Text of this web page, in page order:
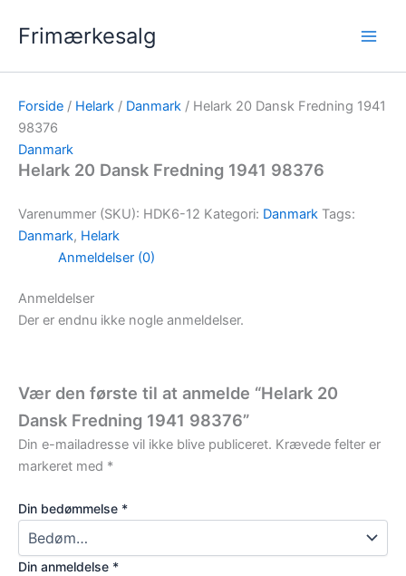
Frimærkesalg
Forside / Helark / Danmark / Helark 20 Dansk Fredning 1941
98376
Danmark
Helark 20 Dansk Fredning 1941 98376
Varenummer (SKU): HDK6-12 Kategori: Danmark Tags:
Danmark, Helark
Anmeldelser (0)
Anmeldelser
Der er endnu ikke nogle anmeldelser.
Vær den første til at anmelde “Helark 20
Dansk Fredning 1941 98376”
Din e-mailadresse vil ikke blive publiceret. Krævede felter er
markeret med *
Din bedømmelse *
Din anmeldelse *